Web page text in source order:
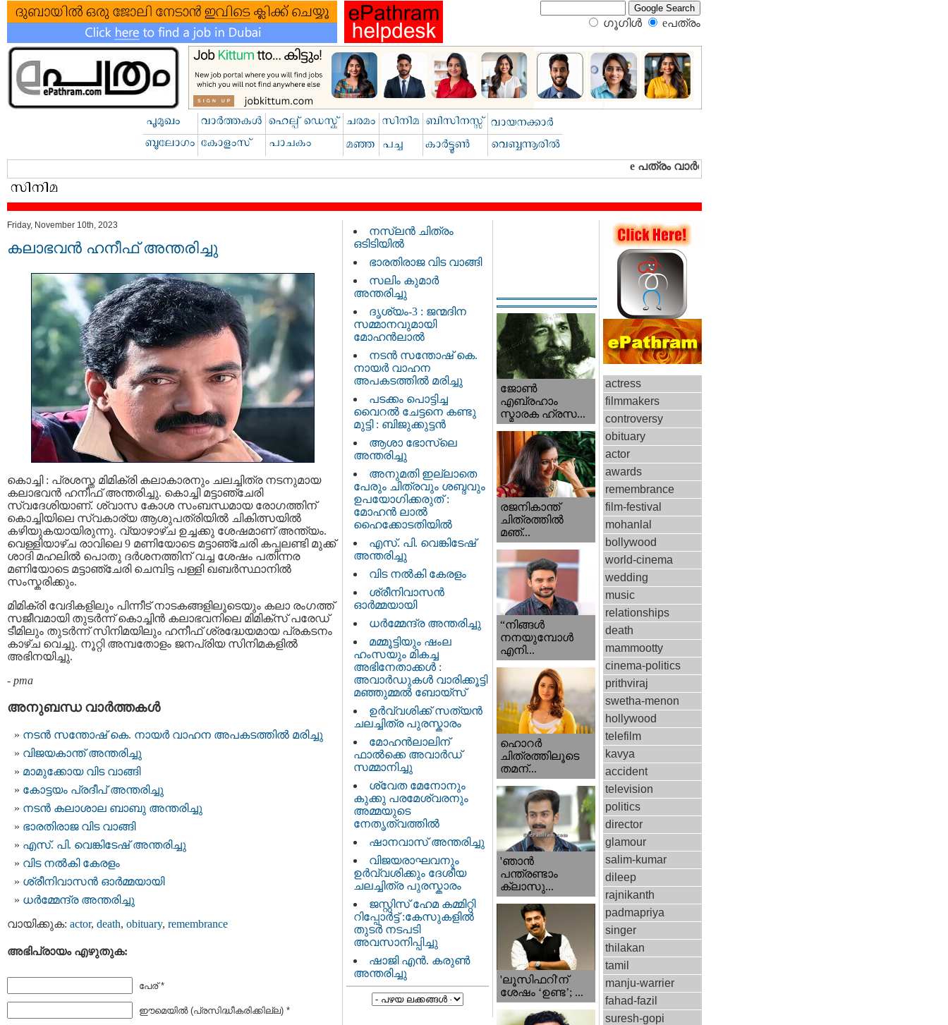
ഗൂഗിള്‍ eപത്രം‍
Friday, November 10th, 2023
കലാഭവന്‍ ഹനീഫ് അന്തരിച്ചു
കൊച്ചി : പ്രശസ്ത മിമിക്രി കലാകാരനും ചലച്ചിത്ര നടനുമായ
കലാഭവന്‍ ഹനീഫ് അന്തരിച്ചു. കൊച്ചി മട്ടാഞ്ചേരി
സ്വദേശിയാണ്. ശ്വാസ കോശ സംബന്ധമായ രോഗത്തിന്
കൊച്ചിയിലെ സ്വകാര്യ ആശുപത്രിയിൽ ചികിത്സയില്‍
കഴിയുകയായിരുന്നു. വ്യാഴാഴ്ച ഉച്ചക്കു ശേഷമാണ് അന്ത്യം.
വെള്ളിയാഴ്ച രാവിലെ 9 മണിയോടെ മട്ടാഞ്ചേരി കപ്പലണ്ടി മുക്ക്
ശാദി മഹലില്‍ പൊതു ദര്‍ശനത്തിന് വച്ച ശേഷം പതിന്നര
മണിയോടെ മട്ടാഞ്ചേരി ചെമ്പിട്ട പള്ളി ഖബര്‍സ്ഥാനില്‍
സംസ്കരിക്കും.
മിമിക്രി വേദികളിലും പിന്നീട് നാടകങ്ങളിലൂടെയും കലാ രംഗത്ത്
സജീവമായി തുടര്‍ന്ന് കൊച്ചിന്‍ കലാഭവനിലെ മിമിക്സ് പരേഡ്
ടീമിലും തുടര്‍ന്ന് സിനിമയിലും ഹനീഫ് ശ്രദ്ധേയമായ പ്രകടനം
കാഴ്ച വെച്ചു. നൂറ്റി അമ്പതോളം ജനപ്രിയ സിനിമകളിൽ
അഭിനയിച്ചു.
- pma
അനുബന്ധ വാര്‍ത്തകള്‍
നടന്‍ സന്തോഷ് കെ. നായര്‍ വാഹന അപകടത്തില്‍ മരിച്ചു
വിജയകാന്ത് അന്തരിച്ചു
മാമുക്കോയ വിട വാങ്ങി
കോട്ടയം പ്രദീപ് അന്തരിച്ചു
നടന്‍ കലാശാല ബാബു അന്തരിച്ചു
ഭാരതിരാജ വിട വാങ്ങി
എസ്. പി. വെങ്കിടേഷ് അന്തരിച്ചു
വിട നല്‍കി കേരളം
ശ്രീനിവാസന്‍ ഓര്‍മ്മയായി
ധര്‍മ്മേന്ദ്ര അന്തരിച്ചു
വായിക്കുക: actor, death, obituary, remembrance
അഭിപ്രായം എഴുതുക:
പേര് *
ഈമെയില്‍ (പ്രസിദ്ധീകരിക്കില്ല) *
നസ്‌ലൻ ചിത്രം
ഒടിടിയിൽ
ഭാരതിരാജ വിട വാങ്ങി
സലിം കുമാർ
അന്തരിച്ചു
ദൃശ്യം-3 : ജന്മദിന
സമ്മാനവുമായി
മോഹൻലാൽ
നടന്‍ സന്തോഷ് കെ.
നായര്‍ വാഹന
അപകടത്തില്‍ മരിച്ചു
പടക്കം പൊട്ടിച്ച
വൈറൽ ചേട്ടനെ കണ്ടു
മുട്ടി : ബിജുക്കുട്ടൻ
ആശാ ഭോസ്‌ലെ
അന്തരിച്ചു
അനുമതി ഇല്ലാതെ
പേരും ചിത്രവും ശബ്ദവും
ഉപയോഗിക്കരുത് :
മോഹന്‍ ലാല്‍
ഹൈക്കോടതിയിൽ
എസ്. പി. വെങ്കിടേഷ്
അന്തരിച്ചു
വിട നല്‍കി കേരളം
ശ്രീനിവാസന്‍
ഓര്‍മ്മയായി
ധര്‍മ്മേന്ദ്ര അന്തരിച്ചു
മമ്മൂട്ടിയും ഷംല
ഹംസയും മികച്ച
അഭിനേതാക്കൾ :
അവാർഡുകൾ വാരിക്കൂട്ടി
മഞ്ഞുമ്മൽ ബോയ്സ്
ഉർവ്വശിക്ക് സത്യൻ
ചലച്ചിത്ര പുരസ്കാരം
മോഹൻലാലിന്
ഫാല്‍ക്കെ അവാര്‍ഡ്
സമ്മാനിച്ചു
ശ്വേത മേനോനും
കുക്കു പരമേശ്വരനും
അമ്മയുടെ
നേതൃത്വത്തിൽ
ഷാനവാസ് അന്തരിച്ചു
വിജയരാഘവനും
ഉര്‍വ്വശിക്കും ദേശീയ
ചലച്ചിത്ര പുരസ്കാരം
ജസ്റ്റിസ്‌ ഹേമ കമ്മിറ്റി
റിപ്പോർട്ട് : കേസുകളിൽ
തുടർ നടപടി
അവസാനിപ്പിച്ചു
ഷാജി എൻ. കരുൺ
അന്തരിച്ചു
ജോണ്‍
എബ്രഹാം
സ്മാരക ഹ്രസ...
രജനികാന്ത്
ചിത്രത്തിൽ
മഞ്...
“നിങ്ങള്‍
നനയുമ്പോള്‍
എനി...
ഹൊറര്‍
ചിത്രത്തിലൂടെ
തമന്...
'ഞാന്‍
പന്ത്രണ്ടാം
ക്ലാസു...
'ലൂസിഫറി'ന്
ശേഷം ‘ഉണ്ട’; ...
actress
filmmakers
controversy
obituary
actor
awards
remembrance
film-festival
mohanlal
bollywood
world-cinema
wedding
music
relationships
death
mammootty
cinema-politics
prithviraj
swetha-menon
hollywood
telefilm
kavya
accident
television
politics
director
glamour
salim-kumar
dileep
rajnikanth
padmapriya
singer
thilakan
tamil
manju-warrier
fahad-fazil
suresh-gopi